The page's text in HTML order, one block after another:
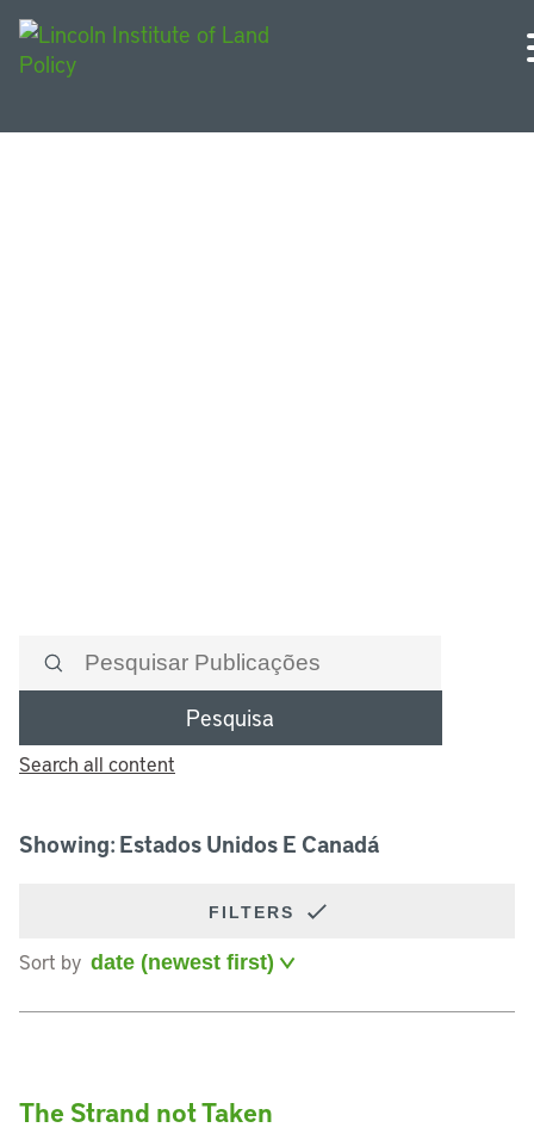
Pesquisa
Search all content
Showing: Estados Unidos E Canadá
FILTERS
Sort by
The Strand not Taken